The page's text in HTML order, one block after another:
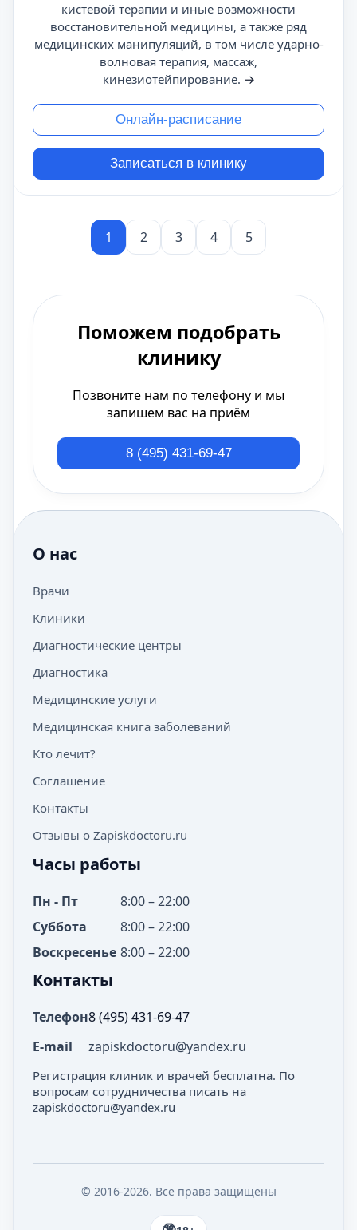
кистевой терапии и иные возможности
восстановительной медицины, а также ряд
медицинских манипуляций, в том числе ударно-
волновая терапия, массаж,
кинезиотейпирование. →
Онлайн-расписание
Записаться в клинику
1 2 3 4 5
Поможем подобрать
клинику
Позвоните нам по телефону и мы
запишем вас на приём
8 (495) 431-69-47
О нас
Врачи
Клиники
Диагностические центры
Диагностика
Медицинские услуги
Медицинская книга заболеваний
Кто лечит?
Соглашение
Контакты
Отзывы о Zapiskdoctoru.ru
Часы работы
Пн - Пт
8:00 – 22:00
Суббота
8:00 – 22:00
Воскресенье 8:00 – 22:00
Контакты
Телефон8 (495) 431-69-47
E-mail
zapiskdoctoru@yandex.ru
Регистрация клиник и врачей бесплатна. По
вопросам сотрудничества писать на
zapiskdoctoru@yandex.ru
© 2016-2026. Все права защищены